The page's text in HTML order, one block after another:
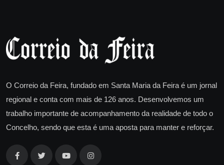
O Correio da Feira, fundado em Santa Maria da Feira é um jornal
regional e conta com mais de 126 anos. Desenvolvemos um
trabalho importante de acompanhamento da realidade de todo o
Concelho, sendo que esta é uma aposta para manter e reforçar.